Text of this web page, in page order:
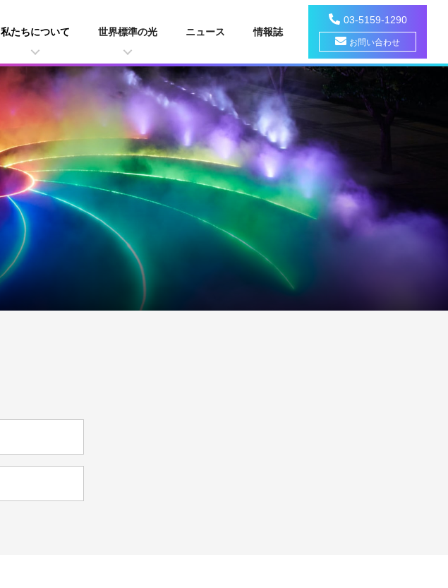
私たちについて 世界標準の光 ニュース 情報誌
03-5159-1290
お問い合わせ